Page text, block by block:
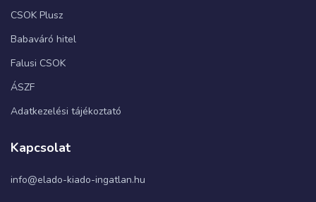
CSOK Plusz
Babaváró hitel
Falusi CSOK
ÁSZF
Adatkezelési tájékoztató
Kapcsolat
info@elado-kiado-ingatlan.hu